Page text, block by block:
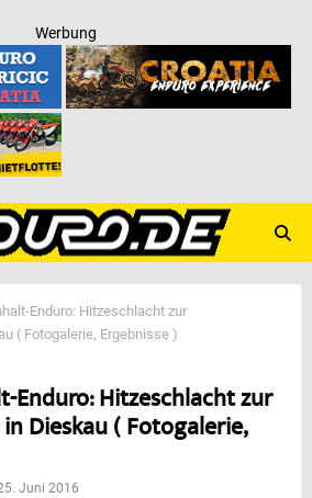
Werbung
Enduro: Hitzeschlacht zur
( Fotogalerie, Ergebnisse )
Enduro: Hitzeschlacht zur
Dieskau ( Fotogalerie,
Juni 2016